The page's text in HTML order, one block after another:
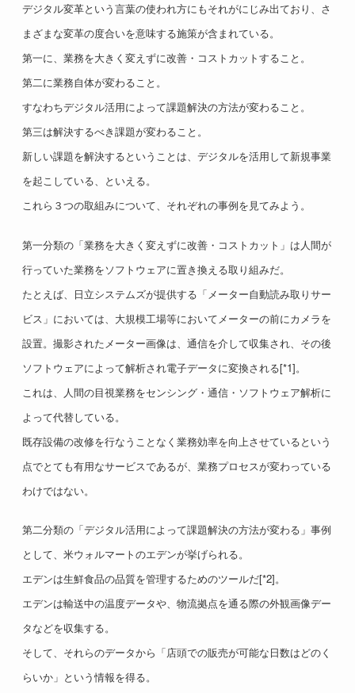
デジタル変革という言葉の使われ方にもそれがにじみ出ており、さ
まざまな変革の度合いを意味する施策が含まれている。
第一に、業務を大きく変えずに改善・コストカットすること。
第二に業務自体が変わること。
すなわちデジタル活用によって課題解決の方法が変わること。
第三は解決するべき課題が変わること。
新しい課題を解決するということは、デジタルを活用して新規事業
を起こしている、といえる。
これら３つの取組みについて、それぞれの事例を見てみよう。
第一分類の「業務を大きく変えずに改善・コストカット」は人間が
行っていた業務をソフトウェアに置き換える取り組みだ。
たとえば、日立システムズが提供する「メーター自動読み取りサー
ビス」においては、大規模工場等においてメーターの前にカメラを
設置。撮影されたメーター画像は、通信を介して収集され、その後
ソフトウェアによって解析され電子データに変換される[*1]。
これは、人間の目視業務をセンシング・通信・ソフトウェア解析に
よって代替している。
既存設備の改修を行なうことなく業務効率を向上させているという
点でとても有用なサービスであるが、業務プロセスが変わっている
わけではない。
第二分類の「デジタル活用によって課題解決の方法が変わる」事例
として、米ウォルマートのエデンが挙げられる。
エデンは生鮮食品の品質を管理するためのツールだ[*2]。
エデンは輸送中の温度データや、物流拠点を通る際の外観画像デー
タなどを収集する。
そして、それらのデータから「店頭での販売が可能な日数はどのく
らいか」という情報を得る。